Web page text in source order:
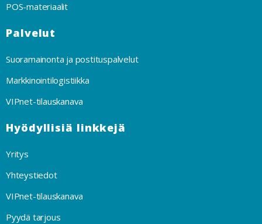
POS-materiaalit
Palvelut
Suoramainonta ja postituspalvelut
Markkinointilogistiikka
VIPnet-tilauskanava
Hyödyllisiä linkkejä
Yritys
Yhteystiedot
VIPnet-tilauskanava
Pyydä tarjous